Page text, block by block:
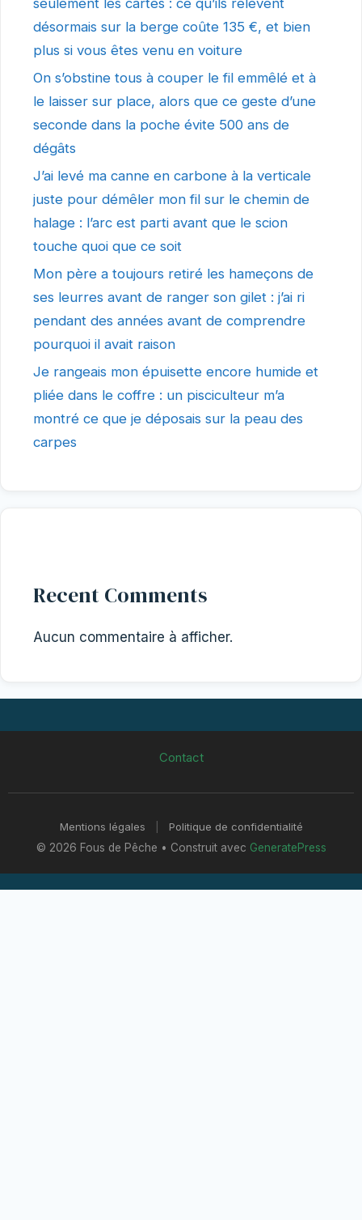
désormais sur la berge coûte 135 €, et bien
plus si vous êtes venu en voiture
On s’obstine tous à couper le fil emmêlé et à
le laisser sur place, alors que ce geste d’une
seconde dans la poche évite 500 ans de
dégâts
J’ai levé ma canne en carbone à la verticale
juste pour démêler mon fil sur le chemin de
halage : l’arc est parti avant que le scion
touche quoi que ce soit
Mon père a toujours retiré les hameçons de
ses leurres avant de ranger son gilet : j’ai ri
pendant des années avant de comprendre
pourquoi il avait raison
Je rangeais mon épuisette encore humide et
pliée dans le coffre : un pisciculteur m’a
montré ce que je déposais sur la peau des
carpes
Recent Comments
Aucun commentaire à afficher.
Contact
Mentions légales
Politique de confidentialité
© 2026 Fous de Pêche • Construit avec GeneratePress